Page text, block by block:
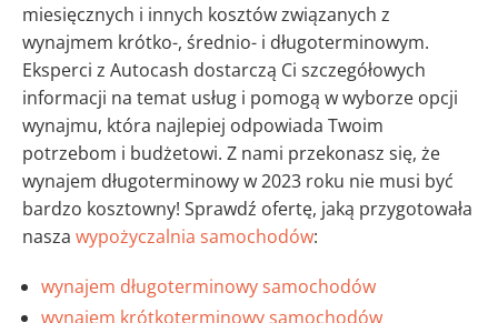
miesięcznych i innych kosztów związanych z
wynajmem krótko-, średnio- i długoterminowym.
Eksperci z Autocash dostarczą Ci szczegółowych
informacji na temat usług i pomogą w wyborze opcji
wynajmu, która najlepiej odpowiada Twoim
potrzebom i budżetowi. Z nami przekonasz się, że
wynajem długoterminowy w 2023 roku nie musi być
bardzo kosztowny! Sprawdź ofertę, jaką przygotowała
nasza wypożyczalnia samochodów:
wynajem długoterminowy samochodów
wynajem krótkoterminowy samochodów